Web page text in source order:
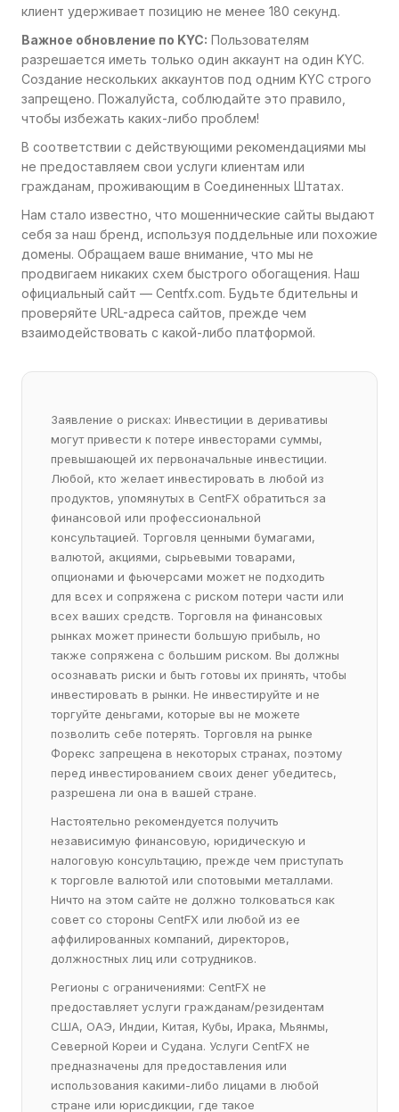
клиент удерживает позицию не менее 180 секунд.
Важное обновление по KYC: Пользователям
разрешается иметь только один аккаунт на один KYC.
Создание нескольких аккаунтов под одним KYC строго
запрещено. Пожалуйста, соблюдайте это правило,
чтобы избежать каких-либо проблем!
В соответствии с действующими рекомендациями мы
не предоставляем свои услуги клиентам или
гражданам, проживающим в Соединенных Штатах.
Нам стало известно, что мошеннические сайты выдают
себя за наш бренд, используя поддельные или похожие
домены. Обращаем ваше внимание, что мы не
продвигаем никаких схем быстрого обогащения. Наш
официальный сайт — Centfx.com. Будьте бдительны и
проверяйте URL-адреса сайтов, прежде чем
взаимодействовать с какой-либо платформой.
Заявление о рисках: Инвестиции в деривативы
могут привести к потере инвесторами суммы,
превышающей их первоначальные инвестиции.
Любой, кто желает инвестировать в любой из
продуктов, упомянутых в CentFX обратиться за
финансовой или профессиональной
консультацией. Торговля ценными бумагами,
валютой, акциями, сырьевыми товарами,
опционами и фьючерсами может не подходить
для всех и сопряжена с риском потери части или
всех ваших средств. Торговля на финансовых
рынках может принести большую прибыль, но
также сопряжена с большим риском. Вы должны
осознавать риски и быть готовы их принять, чтобы
инвестировать в рынки. Не инвестируйте и не
торгуйте деньгами, которые вы не можете
позволить себе потерять. Торговля на рынке
Форекс запрещена в некоторых странах, поэтому
перед инвестированием своих денег убедитесь,
разрешена ли она в вашей стране.
Настоятельно рекомендуется получить
независимую финансовую, юридическую и
налоговую консультацию, прежде чем приступать
к торговле валютой или спотовыми металлами.
Ничто на этом сайте не должно толковаться как
совет со стороны CentFX или любой из ее
аффилированных компаний, директоров,
должностных лиц или сотрудников.
Регионы с ограничениями: CentFX не
предоставляет услуги гражданам/резидентам
США, ОАЭ, Индии, Китая, Кубы, Ирака, Мьянмы,
Северной Кореи и Судана. Услуги CentFX не
предназначены для предоставления или
использования какими-либо лицами в любой
стране или юрисдикции, где такое